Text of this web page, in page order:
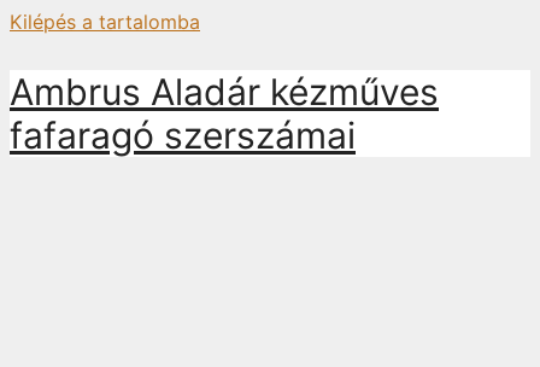
Kilépés a tartalomba
Ambrus Aladár kézműves
fafaragó szerszámai